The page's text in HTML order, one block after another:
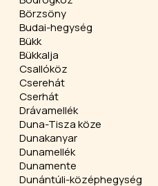
Börzsöny
Budai-hegység
Bükk
Bükkalja
Csallóköz
Cserehát
Cserhát
Drávamellék
Duna-Tisza köze
Dunakanyar
Dunamellék
Dunamente
Dunántúli-középhegység